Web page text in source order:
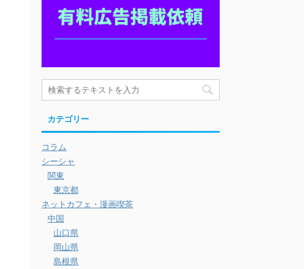
カテゴリー
コラム
シーシャ
関東
東京都
ネットカフェ・漫画喫茶
中国
山口県
岡山県
島根県